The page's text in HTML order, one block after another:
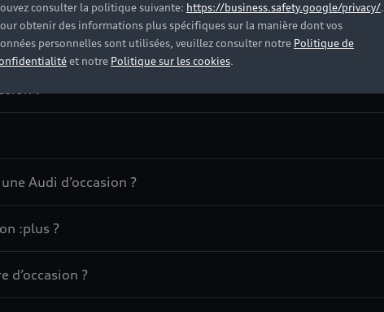
consulter la politique suivante: https://business.safety.google/privacy/.
obtenir des informations plus spécifiques sur la manière dont vos
personnelles sont utilisées, veuillez consulter notre Politique de
et notre Politique sur les cookies.
les Audi d’occasion
?
Audi d’occasion ?
:plus ?
d’occasion ?